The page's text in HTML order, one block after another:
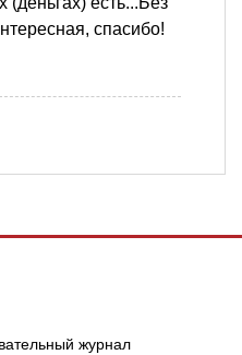
спасибо!
журнал